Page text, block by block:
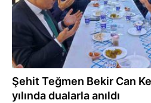
Şehit Teğmen Bekir Can
yılında dualarla anıldı